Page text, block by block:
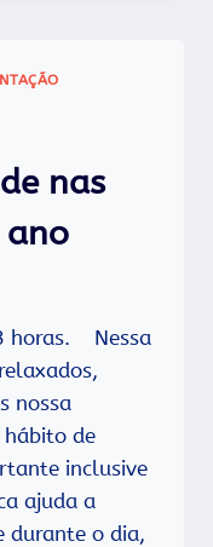
nas
horas. Nessa
nossa
de
inclusive
ajuda a
durante o dia,